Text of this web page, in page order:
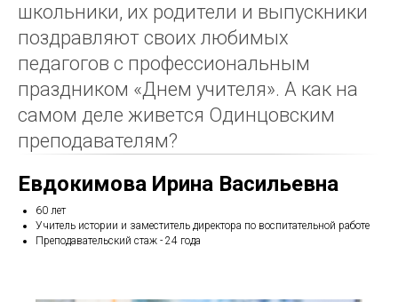
школьники, их родители и выпускники
поздравляют своих любимых
педагогов с профессиональным
праздником «Днем учителя». А как на
самом деле живется Одинцовским
преподавателям?
Евдокимова Ирина Васильевна
60 лет
Учитель истории и заместитель директора по воспитательной работе
Преподавательский стаж - 24 года